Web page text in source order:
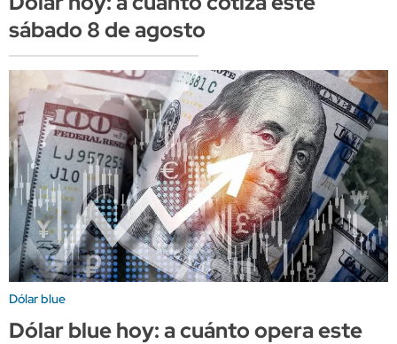
sábado 8 de agosto
Dólar blue
Dólar blue hoy: a cuánto opera este